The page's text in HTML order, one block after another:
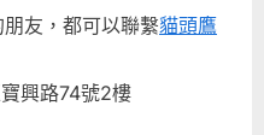
友，都可以聯繫貓頭鷹
興路74號2樓